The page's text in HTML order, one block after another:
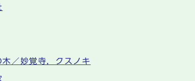
木／妙覚寺，クスノキ